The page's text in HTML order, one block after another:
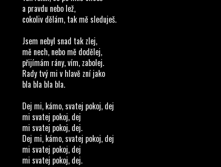
a pravdu nebo lež,
cokoliv dělám, tak mě sleduješ.
Jsem nebyl snad tak zlej,
mě nech, nebo mě dodělej,
přijímám rány, vím, zabolej.
Rady tvý mi v hlavě zní jako
bla bla bla bla.
Dej mi, kámo, svatej pokoj, dej
mi svatej pokoj, dej
mi svatej pokoj, dej.
Dej mi, kámo, svatej pokoj, dej
mi svatej pokoj, dej
mi svatej pokoj, dej.